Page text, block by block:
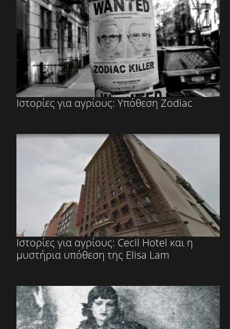
Ιστορίες για αγρίους: Υπόθεση Zodiac
Ιστορίες για αγρίους: Cecil Hotel και η
μυστήρια υπόθεση της Elisa Lam